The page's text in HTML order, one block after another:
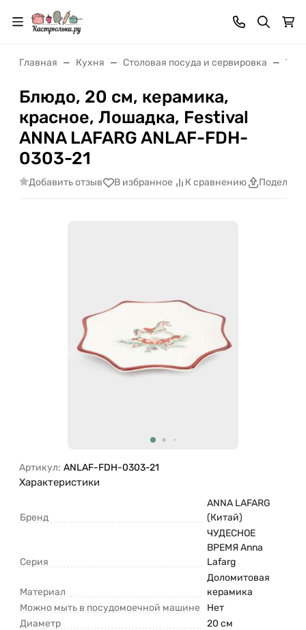
Главная Кухня Cтоловая посуда и сервировка
Блюдо, 20 см, керамика,
красное, Лошадка, Festival
ANNA LAFARG ANLAF-FDH-
0303-21
Добавить отзыв В избранное К сравнению
Артикул: ANLAF-FDH-0303-21
Характеристики
Бренд
ANNA LAFARG
(Китай)
Серия
ЧУДЕСНОЕ
ВРЕМЯ Anna
Lafarg
Материал
Доломитовая
керамика
Можно мыть в посудомоечной машине
Нет
Диаметр
20 см